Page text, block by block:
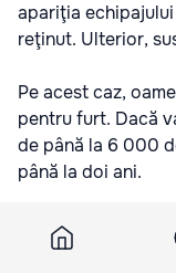
apariţia
reţinut. Ulterior,
Pe acest caz,
pentru furt. Dacă
de până la 6 000
până la doi ani.